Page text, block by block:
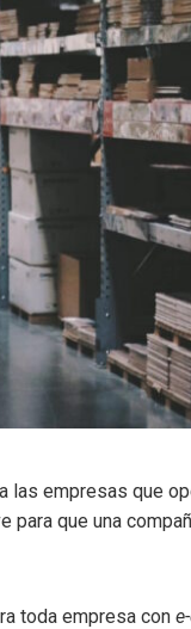
las empresas que
para que una
toda empresa con